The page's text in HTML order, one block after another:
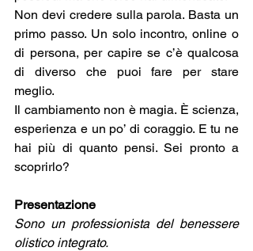
Non devi credere sulla parola. Basta un
primo passo. Un solo incontro, online o
di persona, per capire se c’è qualcosa
di diverso che puoi fare per stare
meglio.
Il cambiamento non è magia. È scienza,
esperienza e un po’ di coraggio. E tu ne
hai più di quanto pensi. Sei pronto a
scoprirlo?
Presentazione
Sono un professionista del benessere
olistico integrato.